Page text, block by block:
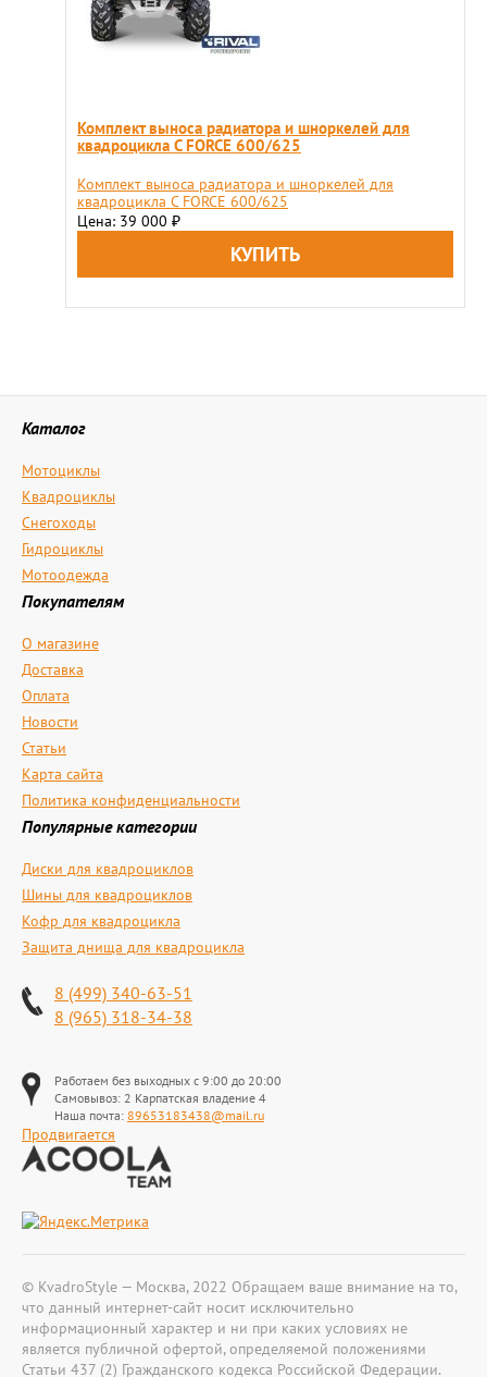
Комплект выноса радиатора и шноркелей для
квадроцикла C FORCE 600/625
Комплект выноса радиатора и шноркелей для
квадроцикла C FORCE 600/625
Цена: 39 000 ₽
Каталог
Мотоциклы
Квадроциклы
Снегоходы
Гидроциклы
Мотоодежда
Покупателям
О магазине
Доставка
Оплата
Новости
Статьи
Карта сайта
Политика конфиденциальности
Популярные категории
Диски для квадроциклов
Шины для квадроциклов
Кофр для квадроцикла
Защита днища для квадроцикла
8 (499) 340-63-51
8 (965) 318-34-38
Работаем без выходных с 9:00 до 20:00
Самовывоз: 2 Карпатская владение 4
Наша почта: 89653183438@mail.ru
Продвигается
© KvadroStyle — Москва, 2022 Обращаем ваше внимание на то,
что данный интернет-сайт носит исключительно
информационный характер и ни при каких условиях не
является публичной офертой, определяемой положениями
Статьи 437 (2) Гражданского кодекса Российской Федерации.